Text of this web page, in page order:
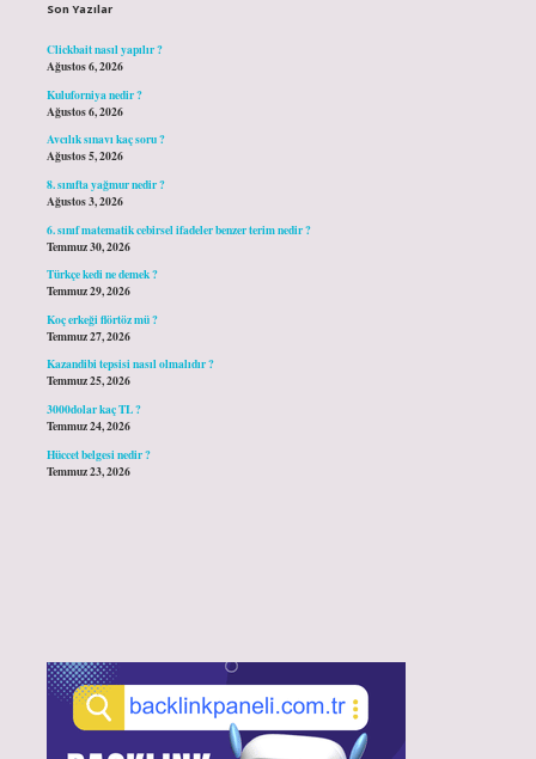
Son Yazılar
Clickbait nasıl yapılır ?
Ağustos 6, 2026
Kuluforniya nedir ?
Ağustos 6, 2026
Avcılık sınavı kaç soru ?
Ağustos 5, 2026
8. sınıfta yağmur nedir ?
Ağustos 3, 2026
6. sınıf matematik cebirsel ifadeler benzer terim nedir ?
Temmuz 30, 2026
Türkçe kedi ne demek ?
Temmuz 29, 2026
Koç erkeği flörtöz mü ?
Temmuz 27, 2026
Kazandibi tepsisi nasıl olmalıdır ?
Temmuz 25, 2026
3000dolar kaç TL ?
Temmuz 24, 2026
Hüccet belgesi nedir ?
Temmuz 23, 2026